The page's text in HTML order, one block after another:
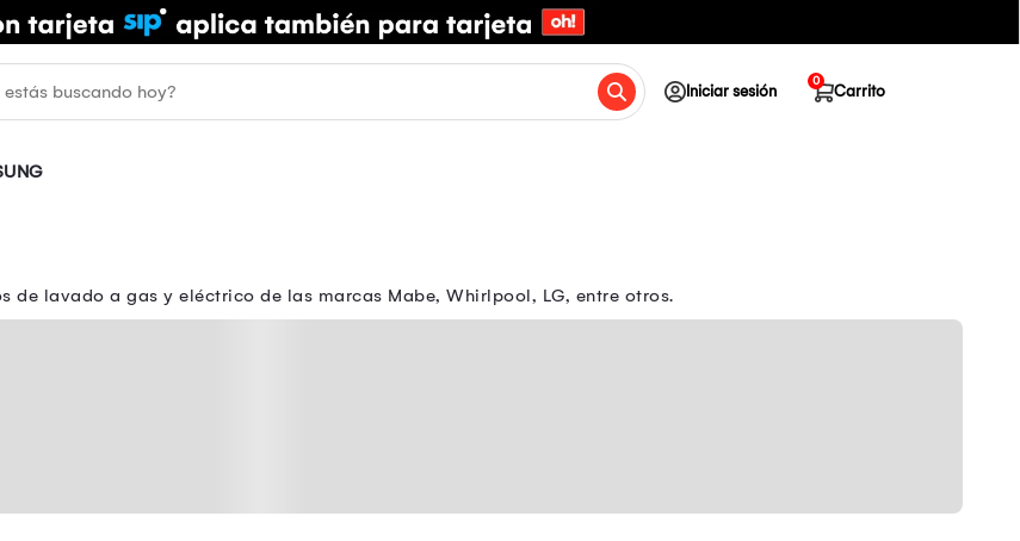
Iniciar sesión Carrito
0
de lavado a gas y eléctrico de las marcas Mabe, Whirlpool, LG, entre otros.